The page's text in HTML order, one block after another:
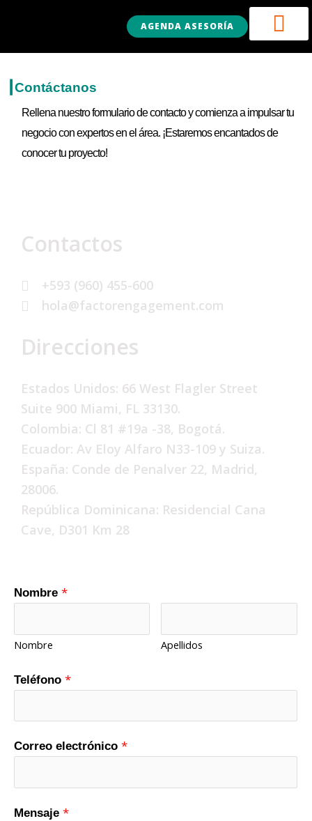
AGENDA ASESORÍA
┃Contáctanos
Rellena nuestro formulario de contacto y comienza a impulsar tu
negocio con expertos en el área. ¡Estaremos encantados de
conocer tu proyecto!
Contactos
+593 (960) 455-600
hola@factorengagement.com
Direcciones
Estados Unidos: 66 West Flagler Street
Suite 900 Miami, FL 33130.
Colombia: Cl 81 #19a -38, Bogotá.
Ecuador: Av Eloy Alfaro N33-109 y Suiza.
España: Conde de Penalver 22, Madrid,
28006.
República Dominicana: Residencial Cana
Cave, D301 Km 28
Nombre *
Nombre Apellidos
Teléfono *
Correo electrónico *
Mensaje *